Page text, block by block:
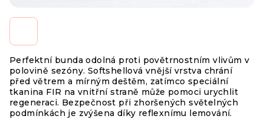
Perfektní bunda odolná proti povětrnostním vlivům v
polovině sezóny. Softshellová vnější vrstva chrání
před větrem a mírným deštěm, zatímco speciální
tkanina FIR na vnitřní straně může pomoci urychlit
regeneraci. Bezpečnost při zhoršených světelných
podmínkách je zvýšena díky reflexnímu lemování.